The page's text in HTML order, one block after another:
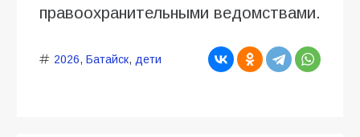
правоохранительными ведомствами.
2026, Батайск, дети